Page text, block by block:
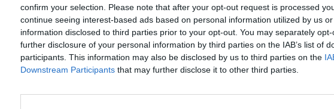
confirm your selection. Please note that after your opt-out request is processed
continue seeing interest-based ads based on personal information utilized by us
information disclosed to third parties prior to your opt-out. You may separately
further disclosure of your personal information by third parties on the IAB’s list of
participants. This information may also be disclosed by us to third parties on the
Downstream Participants that may further disclose it to other third parties.